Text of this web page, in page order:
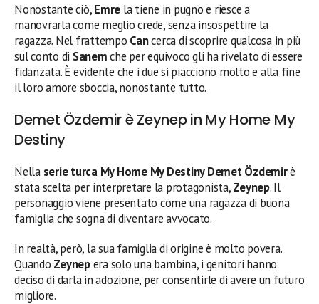
Nonostante ciò,Emre la tiene in pugno e riesce a
manovrarla come meglio crede, senza insospettire la
ragazza. Nel frattempo Cancerca di scoprire qualcosa in più
sul conto di Sanemche per equivoco gli ha rivelato di essere
fidanzata. È evidente che i due si piacciono molto e alla fine
il loro amore sboccia, nonostante tutto.
Demet Özdemir è Zeynep in My Home My
Destiny
Nella serie turca My Home My Destiny Demet Özdemirè
stata scelta per interpretare la protagonista,Zeynep. Il
personaggio viene presentato come una ragazza di buona
famiglia che sogna di diventare avvocato.
In realtà, però, la sua famiglia di origine è molto povera.
Quando Zeynepera solo una bambina, i genitori hanno
deciso di darla in adozione, per consentirle di avere un futuro
migliore.